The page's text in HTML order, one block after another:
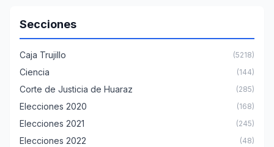
Secciones
Caja Trujillo (5218)
Ciencia (144)
Corte de Justicia de Huaraz (285)
Elecciones 2020 (168)
Elecciones 2021 (245)
Elecciones 2022 (48)